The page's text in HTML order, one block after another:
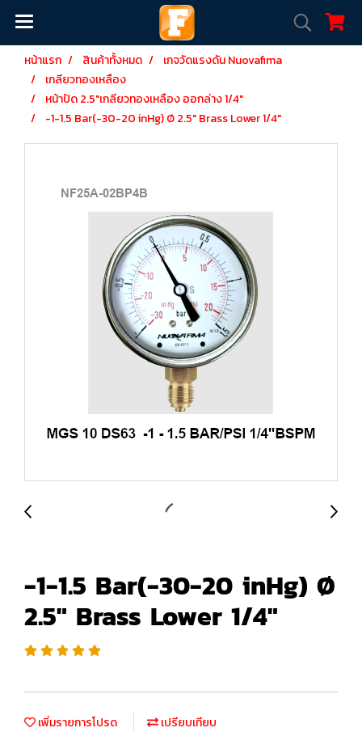
หน้าแรก สินค้าทั้งหมด
เกจวัดแรงดัน Nuovafima
เกลียวทองเหลือง
หน้าปัด 2.5"เกลียวทองเหลือง ออกล่าง 1/4"
-1-1.5 Bar(-30-20 inHg) Ø 2.5" Brass Lower 1/4"
-1-1.5 Bar(-30-20 inHg) Ø
2.5" Brass Lower 1/4"
เพิ่มรายการโปรด เปรียบเทียบ